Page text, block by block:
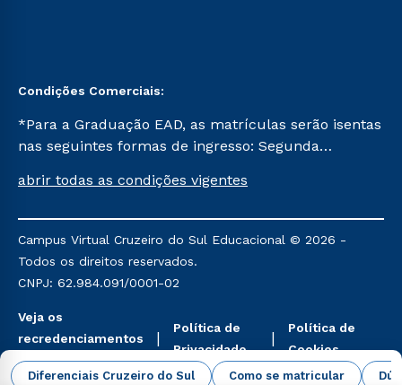
Diferenciais Cruzeiro do Sul Como se matricular
Condições Comerciais:
*Para a Graduação EAD, as matrículas serão isentas
nas seguintes formas de ingresso: Segunda
Já para as demais, a taxa de matrícula será de R$
mencionadas são referentes aos cursos: Ensino
Religioso, Geografia para a Docência e Metodologia
do Ensino de História: Questões Atuais.
abrir todas as condições vigentes
Campus Virtual Cruzeiro do Sul Educacional © 2026 -
Todos os direitos reservados.
CNPJ: 62.984.091/0001-02
Veja os
recredenciamentos
aqui
Política de
Privacidade
Política de
Cookies